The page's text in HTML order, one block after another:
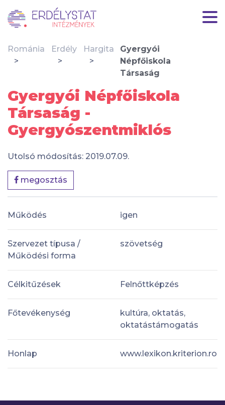
Románia Erdély Hargita
Gyergyói
Népfőiskola
Társaság
Gyergyói Népfőiskola
Társaság -
Gyergyószentmiklós
Utolsó módosítás: 2019.07.09.
megosztás
Működés igen
Szervezet típusa /
Működési forma
szövetség
Célkitűzések Felnőttképzés
Főtevékenység
kultúra, oktatás,
oktatástámogatás
Honlap www.lexikon.kriterion.ro